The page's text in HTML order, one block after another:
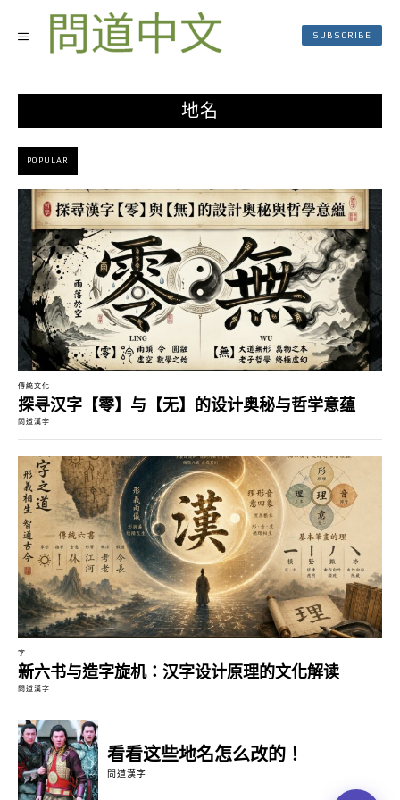
SUBSCRIBE
地名
POPULAR
傳統文化
探寻汉字【零】与【无】的设计奥秘与哲学意蕴
問道漢字
字
新六书与造字旋机：汉字设计原理的文化解读
問道漢字
看看这些地名怎么改的！
問道漢字